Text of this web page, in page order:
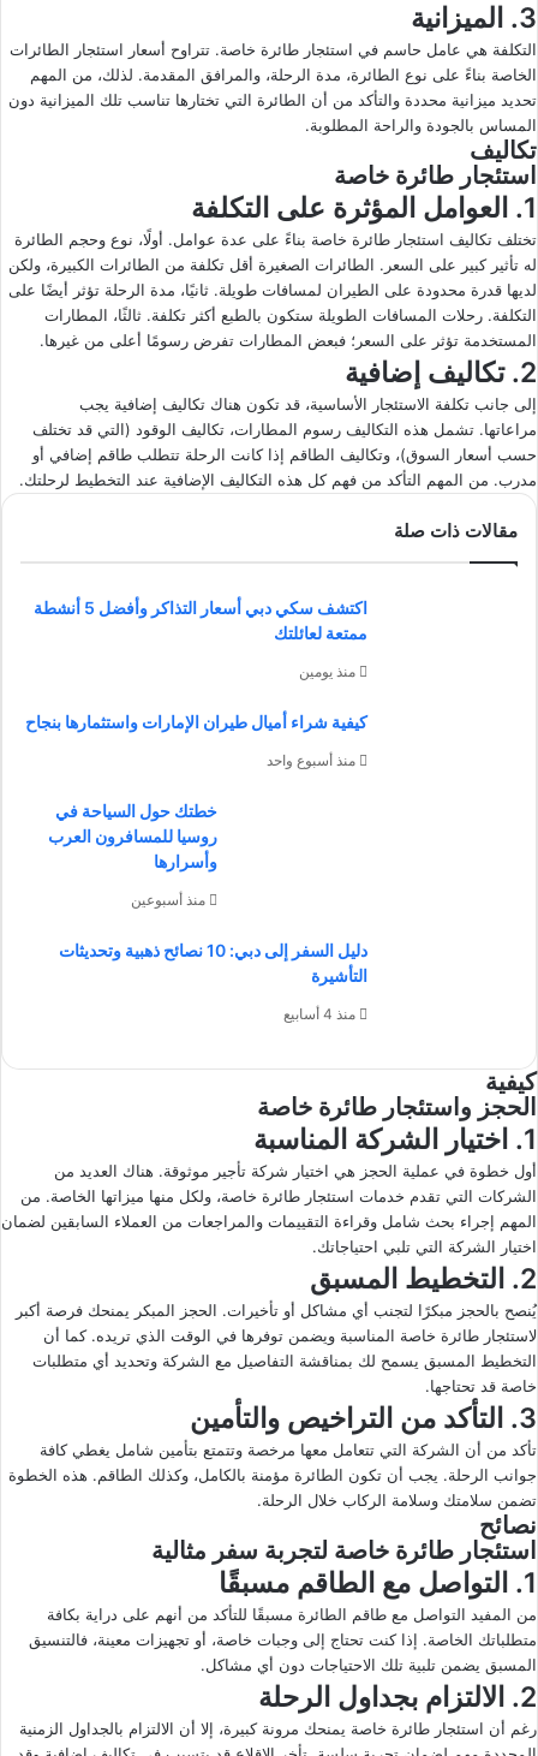
3. الميزانية
التكلفة هي عامل حاسم في استئجار طائرة خاصة. تتراوح أسعار استئجار الطائرات
الخاصة بناءً على نوع الطائرة، مدة الرحلة، والمرافق المقدمة. لذلك، من المهم
تحديد ميزانية محددة والتأكد من أن الطائرة التي تختارها تناسب تلك الميزانية دون
المساس بالجودة والراحة المطلوبة.
تكاليف
استئجار طائرة خاصة
1. العوامل المؤثرة على التكلفة
تختلف تكاليف استئجار طائرة خاصة بناءً على عدة عوامل. أولًا، نوع وحجم الطائرة
له تأثير كبير على السعر. الطائرات الصغيرة أقل تكلفة من الطائرات الكبيرة، ولكن
لديها قدرة محدودة على الطيران لمسافات طويلة. ثانيًا، مدة الرحلة تؤثر أيضًا على
التكلفة. رحلات المسافات الطويلة ستكون بالطبع أكثر تكلفة. ثالثًا، المطارات
المستخدمة تؤثر على السعر؛ فبعض المطارات تفرض رسومًا أعلى من غيرها.
2. تكاليف إضافية
إلى جانب تكلفة الاستئجار الأساسية، قد تكون هناك تكاليف إضافية يجب
مراعاتها. تشمل هذه التكاليف رسوم المطارات، تكاليف الوقود (التي قد تختلف
حسب أسعار السوق)، وتكاليف الطاقم إذا كانت الرحلة تتطلب طاقم إضافي أو
مدرب. من المهم التأكد من فهم كل هذه التكاليف الإضافية عند التخطيط لرحلتك.
مقالات ذات صلة
اكتشف سكي دبي أسعار التذاكر وأفضل 5 أنشطة
ممتعة لعائلتك
منذ يومين
كيفية شراء أميال طيران الإمارات واستثمارها بنجاح
منذ أسبوع واحد
خطتك حول السياحة في
روسيا للمسافرون العرب
وأسرارها
منذ أسبوعين
دليل السفر إلى دبي: 10 نصائح ذهبية وتحديثات
التأشيرة
منذ 4 أسابيع
كيفية
الحجز واستئجار طائرة خاصة
1. اختيار الشركة المناسبة
أول خطوة في عملية الحجز هي اختيار شركة تأجير موثوقة. هناك العديد من
الشركات التي تقدم خدمات استئجار طائرة خاصة، ولكل منها ميزاتها الخاصة. من
المهم إجراء بحث شامل وقراءة التقييمات والمراجعات من العملاء السابقين لضمان
اختيار الشركة التي تلبي احتياجاتك.
2. التخطيط المسبق
يُنصح بالحجز مبكرًا لتجنب أي مشاكل أو تأخيرات. الحجز المبكر يمنحك فرصة أكبر
لاستئجار طائرة خاصة المناسبة ويضمن توفرها في الوقت الذي تريده. كما أن
التخطيط المسبق يسمح لك بمناقشة التفاصيل مع الشركة وتحديد أي متطلبات
خاصة قد تحتاجها.
3. التأكد من التراخيص والتأمين
تأكد من أن الشركة التي تتعامل معها مرخصة وتتمتع بتأمين شامل يغطي كافة
جوانب الرحلة. يجب أن تكون الطائرة مؤمنة بالكامل، وكذلك الطاقم. هذه الخطوة
تضمن سلامتك وسلامة الركاب خلال الرحلة.
نصائح
استئجار طائرة خاصة لتجربة سفر مثالية
1. التواصل مع الطاقم مسبقًا
من المفيد التواصل مع طاقم الطائرة مسبقًا للتأكد من أنهم على دراية بكافة
متطلباتك الخاصة. إذا كنت تحتاج إلى وجبات خاصة، أو تجهيزات معينة، فالتنسيق
المسبق يضمن تلبية تلك الاحتياجات دون أي مشاكل.
2. الالتزام بجداول الرحلة
رغم أن استئجار طائرة خاصة يمنحك مرونة كبيرة، إلا أن الالتزام بالجداول الزمنية